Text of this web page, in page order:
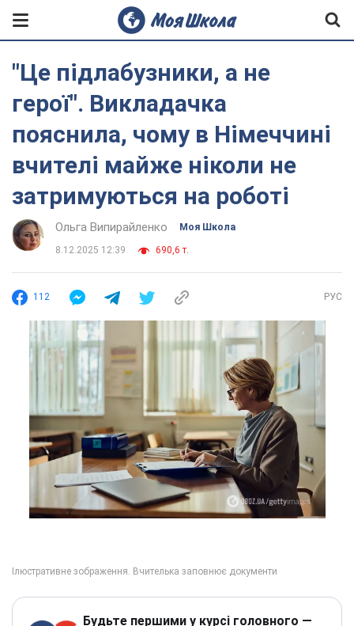
"Це підлабузники, а не
герої". Викладачка
пояснила, чому в Німеччині
вчителі майже ніколи не
затримуються на роботі
Ольга Випирайленко Моя Школа
8.12.2025 12:39 690,6 т.
112 РУС
Будьте першими у курсі головного —